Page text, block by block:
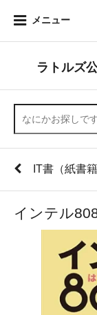
メニュー
ラトルズ
IT書（紙書籍
インテル